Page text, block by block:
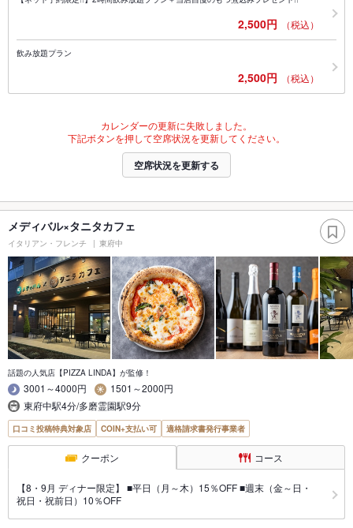
2,500円 （税込）
飲み放題プラン
2,500円 （税込）
カレンダーの更新に失敗しました。
下記ボタンを押して空席状況を更新してください。
空席状況を更新する
メディバル×タニタカフェ
イタリアン・フレンチ 東府中
話題の人気店【PIZZA LINDA】が監修！
3001～4000円
1501～2000円
東府中駅4分/多磨霊園駅9分
口コミ投稿特典対象店 COIN+支払い可 適格請求書発行事業者
クーポン コース
【8・9月 ディナー限定】 ■平日（月～木）15％OFF ■週末（金～日・
祝日・祝前日）10％OFF